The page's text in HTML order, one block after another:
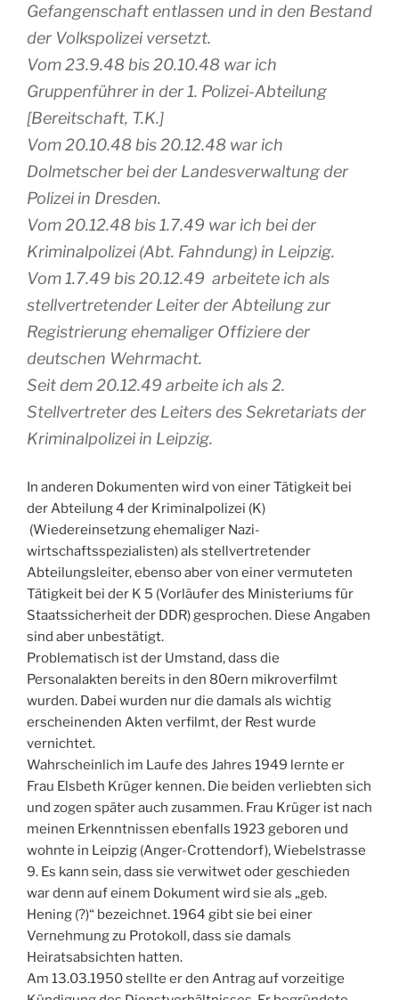
Gefangenschaft entlassen und in den Bestand
der Volkspolizei versetzt.
Vom 23.9.48 bis 20.10.48 war ich
Gruppenführer in der 1. Polizei-Abteilung
[Bereitschaft, T.K.]
Vom 20.10.48 bis 20.12.48 war ich
Dolmetscher bei der Landesverwaltung der
Polizei in Dresden.
Vom 20.12.48 bis 1.7.49 war ich bei der
Kriminalpolizei (Abt. Fahndung) in Leipzig.
Vom 1.7.49 bis 20.12.49 arbeitete ich als
stellvertretender Leiter der Abteilung zur
Registrierung ehemaliger Offiziere der
deutschen Wehrmacht.
Seit dem 20.12.49 arbeite ich als 2.
Stellvertreter des Leiters des Sekretariats der
Kriminalpolizei in Leipzig.
In anderen Dokumenten wird von einer Tätigkeit bei
der Abteilung 4 der Kriminalpolizei (K)
(Wiedereinsetzung ehemaliger Nazi-
wirtschaftsspezialisten) als stellvertretender
Abteilungsleiter, ebenso aber von einer vermuteten
Tätigkeit bei der K 5 (Vorläufer des Ministeriums für
Staatssicherheit der DDR) gesprochen. Diese Angaben
sind aber unbestätigt.
Problematisch ist der Umstand, dass die
Personalakten bereits in den 80ern mikroverfilmt
wurden. Dabei wurden nur die damals als wichtig
erscheinenden Akten verfilmt, der Rest wurde
vernichtet.
Wahrscheinlich im Laufe des Jahres 1949 lernte er
Frau Elsbeth Krüger kennen. Die beiden verliebten sich
und zogen später auch zusammen. Frau Krüger ist nach
meinen Erkenntnissen ebenfalls 1923 geboren und
wohnte in Leipzig (Anger-Crottendorf), Wiebelstrasse
9. Es kann sein, dass sie verwitwet oder geschieden
war denn auf einem Dokument wird sie als „geb.
Hening (?)“ bezeichnet. 1964 gibt sie bei einer
Vernehmung zu Protokoll, dass sie damals
Heiratsabsichten hatten.
Am 13.03.1950 stellte er den Antrag auf vorzeitige